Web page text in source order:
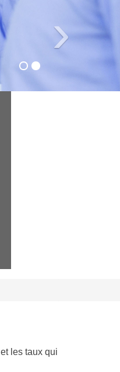
›
les taux qui